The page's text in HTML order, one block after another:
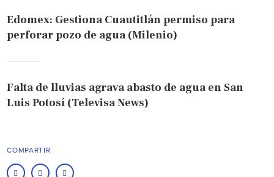
Edomex: Gestiona Cuautitlán permiso para
perforar pozo de agua (Milenio)
Falta de lluvias agrava abasto de agua en San
Luis Potosí (Televisa News)
COMPARTIR